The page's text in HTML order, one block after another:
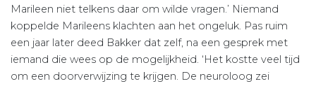
Marileen niet telkens daar om wilde vragen.’ Niemand
koppelde Marileens klachten aan het ongeluk. Pas ruim
een jaar later deed Bakker dat zelf, na een gesprek met
iemand die wees op de mogelijkheid. ‘Het kostte veel tijd
om een doorverwijzing te krijgen. De neuroloog zei